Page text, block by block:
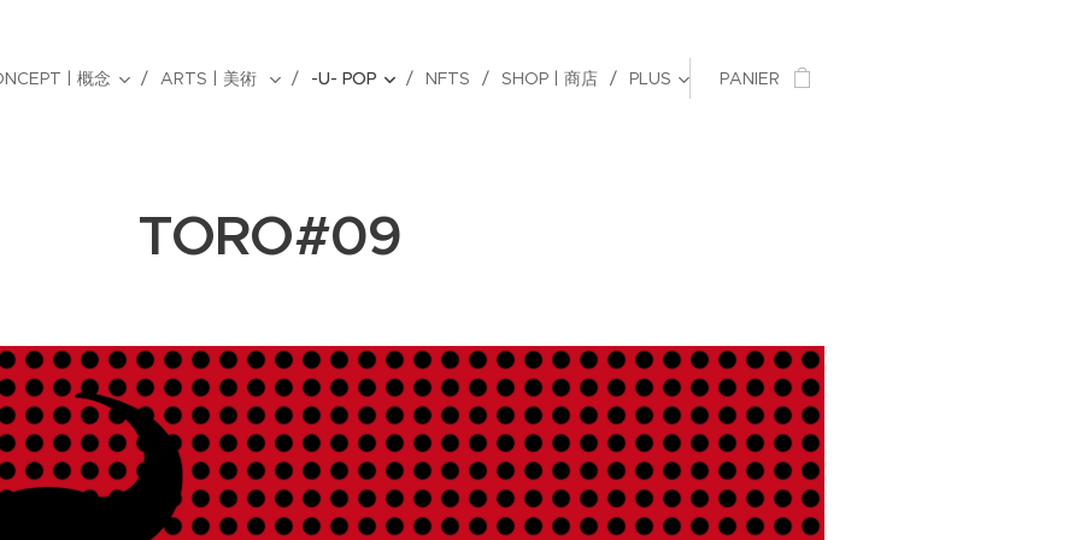
| 概念 ARTS | 美術 -U- POP NFTS SHOP | 商店 PLUS PANIER
TORO#09